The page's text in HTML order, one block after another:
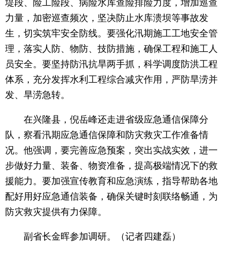
堤段、险工险段、病险水库查险排险力度，增加巡查
力量，加密巡查频次，坚决防止水库溃坝等事故发
生，切实筑牢安全防线。要强化汛期施工工地安全管
理，落实人防、物防、技防措施，确保工程和施工人
员安全。要坚持防汛抗旱两手抓，科学调度防洪工程
体系，充分发挥水利工程综合减灾作用，严防旱涝并
发、旱涝急转。
在兴隆县，倪岳峰还走进省级应急通信保障分
队，察看汛期应急通信保障和防灾救灾工作准备情
况。他强调，要完善应急预案，突出实战实效，进一
步做好力量、装备、物资准备，提高极端情况下的救
援能力。要加强宣传教育和应急演练，指导帮助各地
配好用好应急通信装备，确保关键时刻联络畅通，为
防灾救灾提供有力保障。
副省长金晖参加调研。（记者四建磊）